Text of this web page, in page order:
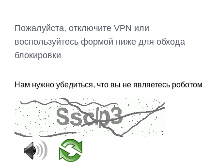
Пожалуйста, отключите VPN или
воспользуйтесь формой ниже для обхода
блокировки
Нам нужно убедиться, что вы не являетесь роботом